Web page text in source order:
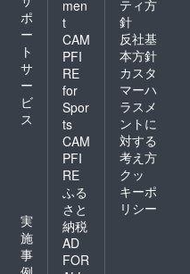
ポ
ー
ト
サ
ー
ビ
ス
実
施
事
men
t
CAM
PFI
RE
for
Spor
ts
CAM
PFI
RE
ふる
さと
納税
AD
FOR
ティ方
針
反社基
本方針
カスタ
マーハ
ラスメ
ントに
対する
考え方
クッ
キーポ
リシー